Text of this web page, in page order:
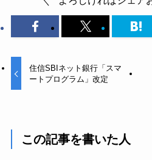
住信SBIネット銀行「スマ
ートプログラム」改定
この記事を書いた人